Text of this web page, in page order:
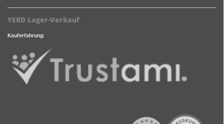
YERD Lager-Verkauf
Kauferfahrung: